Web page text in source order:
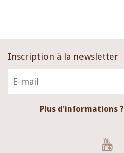
Inscription à la newsletter
Plus d'informations ?